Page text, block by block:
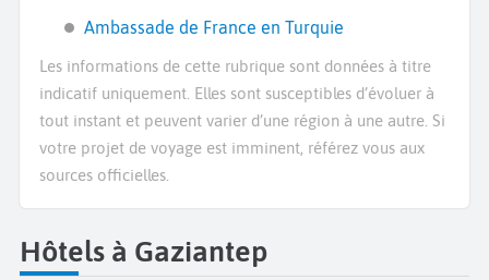
Ambassade de France en Turquie
Les informations de cette rubrique sont données à titre
indicatif uniquement. Elles sont susceptibles d’évoluer à
tout instant et peuvent varier d’une région à une autre. Si
votre projet de voyage est imminent, référez vous aux
sources officielles.
Hôtels à Gaziantep